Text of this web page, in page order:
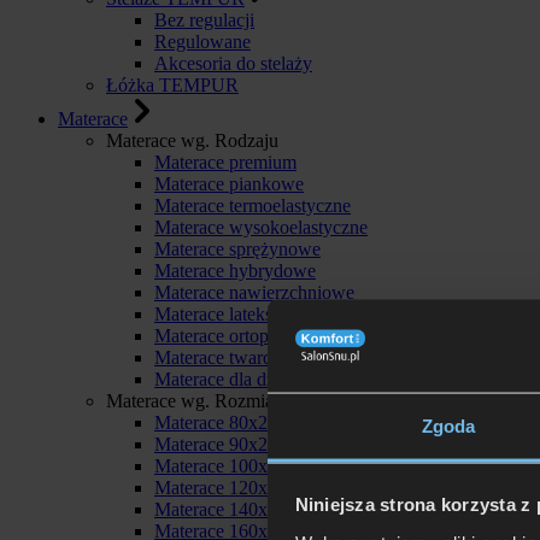
Zgoda
Niniejsza strona korzysta z
Bez regulacji
Regulowane
Akcesoria do stelaży
Łóżka TEMPUR
Materace
Materace wg. Rodzaju
Materace premium
Materace piankowe
Materace termoelastyczne
Materace wysokoelastyczne
Materace sprężynowe
Materace hybrydowe
Materace nawierzchniowe
Materace lateksowe
Materace ortopedyczne
Materace twarde
Materace dla dzieci
Materace wg. Rozmiaru
Materace 80x200
Materace 90x200
Materace 100x200
Materace 120x200
Materace 140x200
Materace 160x200